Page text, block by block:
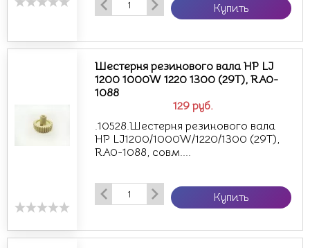
Купить
129 руб.
Шестерня резинового вала HP LJ
1200 1000W 1220 1300 (29T), RA0-
1088
.10528.Шестерня резинового вала
HP LJ1200/1000W/1220/1300 (29T),
RA0-1088, совм....
Купить